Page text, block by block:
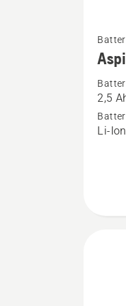
mer
om
Aspire™
batteri
2,5
Li-Ion